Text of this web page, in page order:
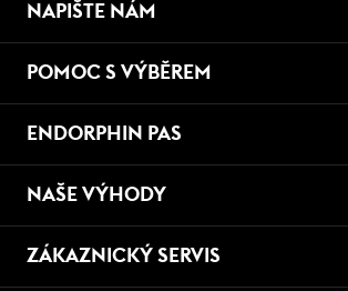
NAPIŠTE NÁM
POMOC S VÝBĚREM
ENDORPHIN PAS
NAŠE VÝHODY
ZÁKAZNICKÝ SERVIS